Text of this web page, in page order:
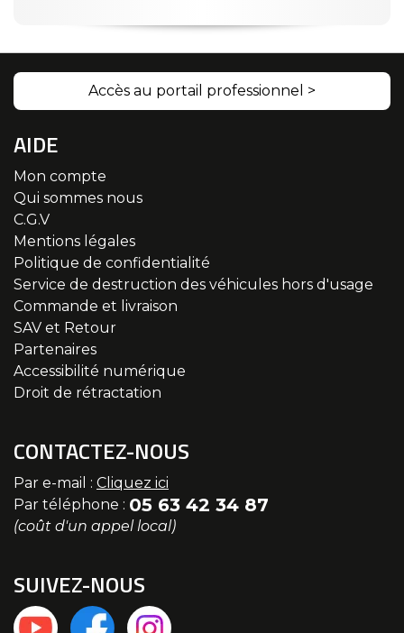
Accès au portail professionnel >
AIDE
Mon compte
Qui sommes nous
C.G.V
Mentions légales
Politique de confidentialité
Service de destruction des véhicules hors d'usage
Commande et livraison
SAV et Retour
Partenaires
Accessibilité numérique
Droit de rétractation
CONTACTEZ-NOUS
Par e-mail : Cliquez ici
Par téléphone : 05 63 42 34 87
(coût d'un appel local)
SUIVEZ-NOUS